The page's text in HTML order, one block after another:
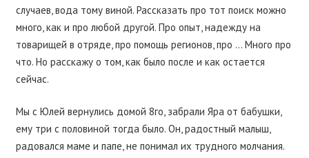
случаев, вода тому виной. Рассказать про тот поиск можно
много, как и про любой другой. Про опыт, надежду на
товарищей в отряде, про помощь регионов, про … Много про
что. Но расскажу о том, как было после и как остается
сейчас.
Мы с Юлей вернулись домой 8го, забрали Яра от бабушки,
ему три с половиной тогда было. Он, радостный малыш,
радовался маме и папе, не понимал их трудного молчания.